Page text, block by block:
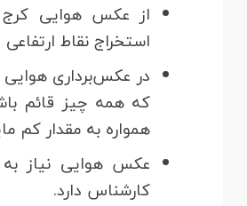
از عکس هوایی کرج
استخراج نقاط
در عکس‌برداری
که همه چیز قائم
همواره به مقدار کم
عکس هوایی نیاز
کارشناس دارد.